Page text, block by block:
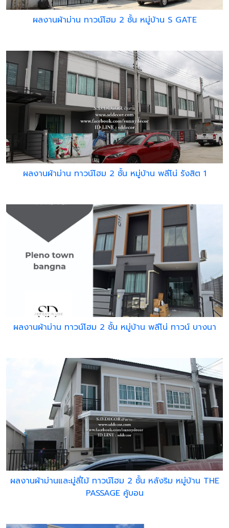
ผลงานผ้าม่าน ทาวน์โฮม 2 ชั้น หมู่บ้าน S GATE
ผลงานผ้าม่าน ทาวน์โฮม 2 ชั้น หมู่บ้าน พลีโน่ รังสิต 1
ผลงานผ้าม่าน ทาวน์โฮม 2 ชั้น หมู่บ้าน พลีโน่ ทาวน์ บางนา
ผลงานผ้าม่านและมู่ลี่ไม้ ทาวน์โฮม 2 ชั้น หลังริม หมู่บ้าน THE
PASSAGE คู้บอน